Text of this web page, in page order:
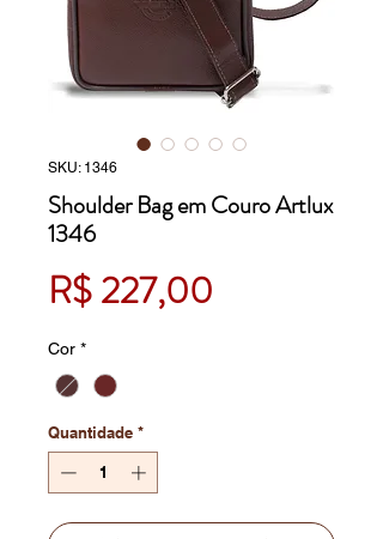
SKU: 1346
Shoulder Bag em Couro Artlux
1346
R$ 227,00
Cor *
Quantidade *